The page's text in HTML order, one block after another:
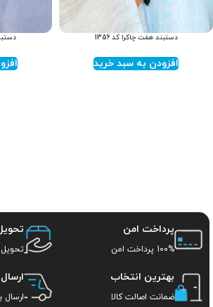
دستبند هفت چاکرا کد 1356
افزودن به سبد خرید
پرداخت امن
100% پرداخت امن
بهترین انتخاب
ضمانت اصالت کالا